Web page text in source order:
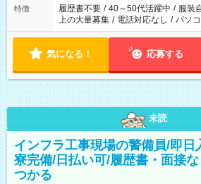
合は応募できません。
特徴 履歴書不要 / 40～50代活躍中 / 服装
上の大量募集 / 電話対応なし / パソ
気になる！ 応募する
未読
インフラ工事現場の警備員/即
寮完備/日払い可/履歴書・面接
つかる